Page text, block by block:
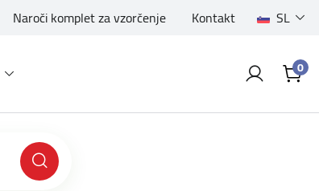
Naroči komplet za vzorčenje Kontakt SL
0